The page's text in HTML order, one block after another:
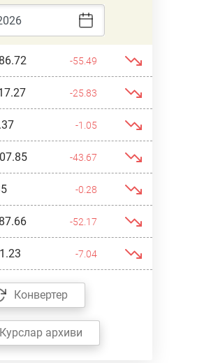
-55.49
-25.83
-1.05
-43.67
-0.28
-52.17
-7.04
Конвертер
Курслар архиви